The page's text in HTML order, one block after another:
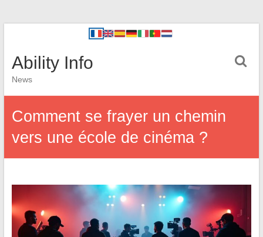
Ability Info
News
Comment se frayer un chemin
vers une école de cinéma ?